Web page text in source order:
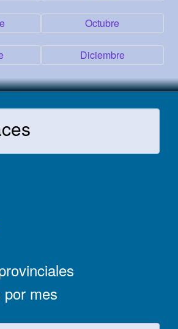
Octubre
Diciembre
por mes